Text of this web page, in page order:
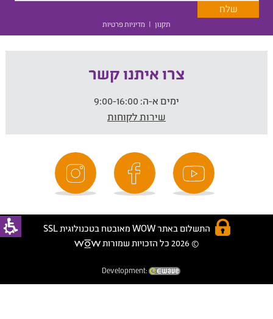
תקנון | מדיניות פרטיות
צרו איתנו קשר
ימים א-ה:
שירות לקוחות
התשלום באתר WOW מאובטח בטכנולוגית SSL
© 2026 כל הזכויות שמורות
Development: